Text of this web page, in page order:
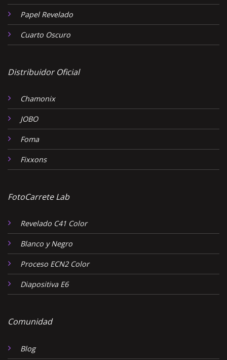
Papel Revelado
Cuarto Oscuro
Distribuidor Oficial
Chamonix
JOBO
Foma
Fixxons
FotoCarrete Lab
Revelado C41 Color
Blanco y Negro
Proceso ECN2 Color
Diapositiva E6
Comunidad
Blog